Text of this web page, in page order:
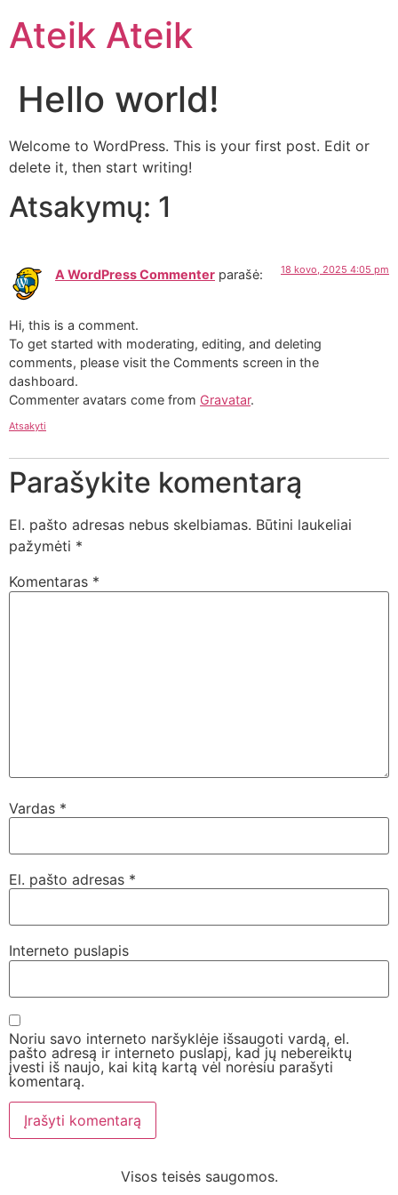
Ateik Ateik
Hello world!
Welcome to WordPress. This is your first post. Edit or
delete it, then start writing!
Atsakymų: 1
A WordPress Commenter parašė: 18 kovo, 2025 4:05 pm
Hi, this is a comment.
To get started with moderating, editing, and deleting
comments, please visit the Comments screen in the
dashboard.
Commenter avatars come from Gravatar.
Atsakyti
Parašykite komentarą
El. pašto adresas nebus skelbiamas. Būtini laukeliai
pažymėti *
Komentaras *
Vardas *
El. pašto adresas *
Interneto puslapis
Noriu savo interneto naršyklėje išsaugoti vardą, el.
pašto adresą ir interneto puslapį, kad jų nebereiktų
įvesti iš naujo, kai kitą kartą vėl norėsiu parašyti
komentarą.
Visos teisės saugomos.